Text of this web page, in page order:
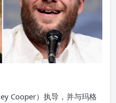
Cooper）执导，并与玛格